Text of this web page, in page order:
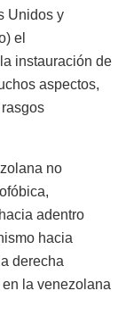
Unidos y
el
instauración de
aspectos,
no
adentro
hacia
derecha
la venezolana